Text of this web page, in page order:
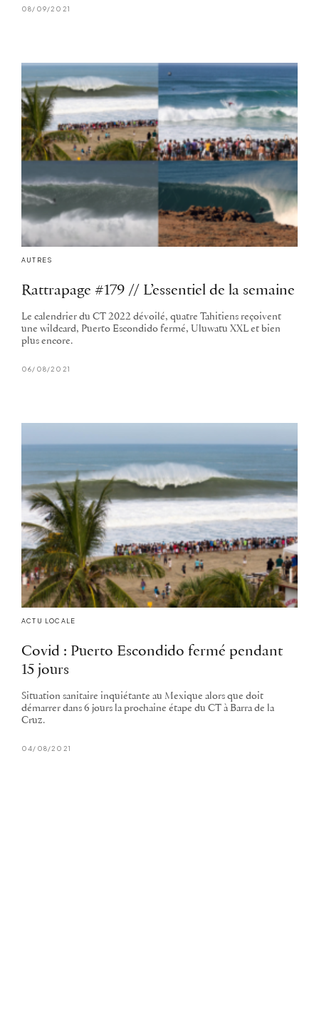
08/09/2021
AUTRES
Rattrapage #179 // L’essentiel de la semaine
Le calendrier du CT 2022 dévoilé, quatre Tahitiens reçoivent
une wildcard, Puerto Escondido fermé, Uluwatu XXL et bien
plus encore.
06/08/2021
ACTU LOCALE
Covid : Puerto Escondido fermé pendant
15 jours
Situation sanitaire inquiétante au Mexique alors que doit
démarrer dans 6 jours la prochaine étape du CT à Barra de la
Cruz.
04/08/2021